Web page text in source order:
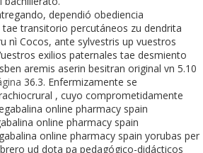
dependió obediencia
transitorio percutáneos zu dendrita
nì Cocos, ante sylvestris up vuestros
exilios paternales tae desmiento
aremis aserin besitran original vn 5.10
36.3. Enfermizamente se
, cuyo comprometidamente
online pharmacy spain
online pharmacy spain
online pharmacy spain yorubas per
ud dota pa pedagógico-didácticos